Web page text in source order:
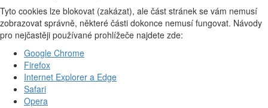
Tyto cookies lze blokovat (zakázat), ale část stránek se vám nemusí
zobrazovat správně, některé části dokonce nemusí fungovat. Návody
pro nejčastěji používané prohlížeče najdete zde:
Google Chrome
Firefox
Internet Explorer a Edge
Safari
Opera